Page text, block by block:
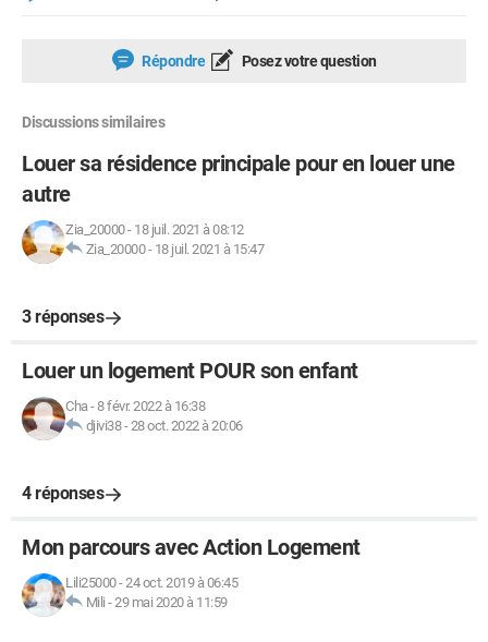
Répondre Posez votre question
Discussions similaires
Louer sa résidence principale pour en louer une
autre
Zia_20000- 18 juil. 2021 à 08:12
Zia_20000- 18 juil. 2021 à 15:47
3 réponses
Louer un logement POUR son enfant
Cha-8 févr. 2022 à 16:38
djivi38-28 oct. 2022 à 20:06
4 réponses
Mon parcours avec Action Logement
Lili25000-24 oct. 2019 à 06:45
Mili -29 mai 2020 à 11:59